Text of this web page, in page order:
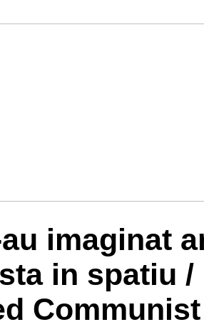
imaginat
in spatiu